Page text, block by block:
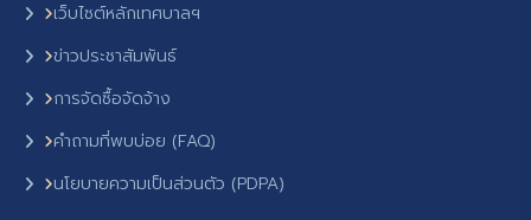
เว็บไซต์หลักเทศบาลฯ
ข่าวประชาสัมพันธ์
การจัดซื้อจัดจ้าง
คำถามที่พบบ่อย (FAQ)
นโยบายความเป็นส่วนตัว (PDPA)